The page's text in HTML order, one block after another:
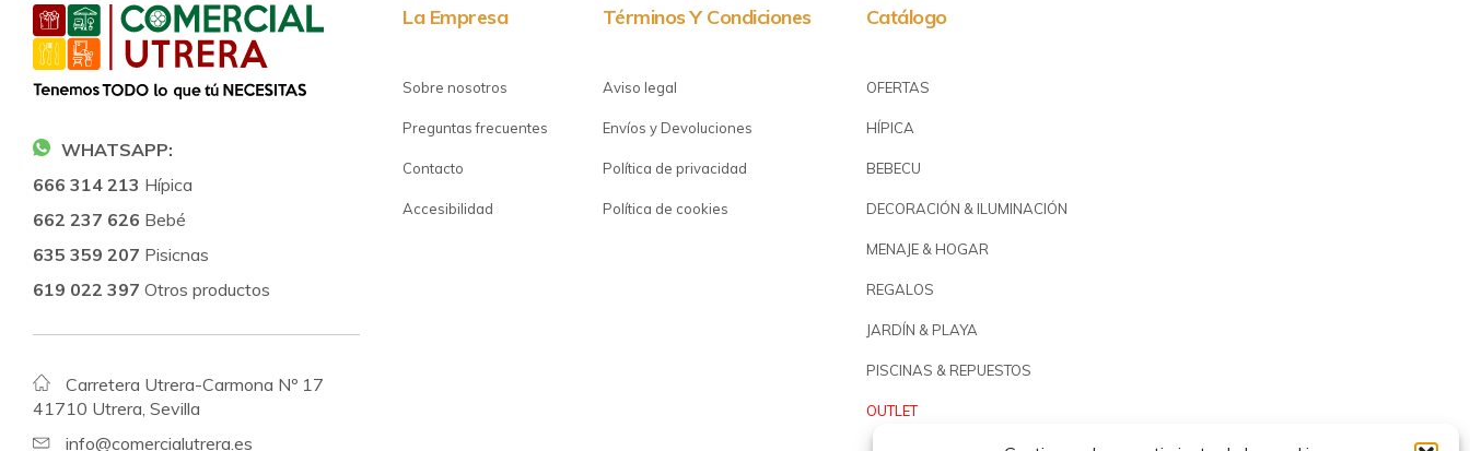
WHATSAPP:
666 314 213 Hípica
662 237 626 Bebé
635 359 207 Pisicnas
619 022 397 Otros productos
Carretera Utrera-Carmona Nº 17
41710 Utrera, Sevilla
info@comercialutrera.es
La Empresa
Sobre nosotros
Preguntas frecuentes
Contacto
Accesibilidad
Términos Y Condiciones
Aviso legal
Envíos y Devoluciones
Política de privacidad
Política de cookies
Catálogo
OFERTAS
HÍPICA
BEBECU
DECORACIÓN & ILUMINACIÓN
MENAJE & HOGAR
REGALOS
JARDÍN & PLAYA
PISCINAS & REPUESTOS
OUTLET